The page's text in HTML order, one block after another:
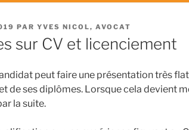
PAR YVES NICOL, AVOCAT
sur CV et licenciement
peut faire une présentation très
de ses diplômes. Lorsque cela devient
la suite.